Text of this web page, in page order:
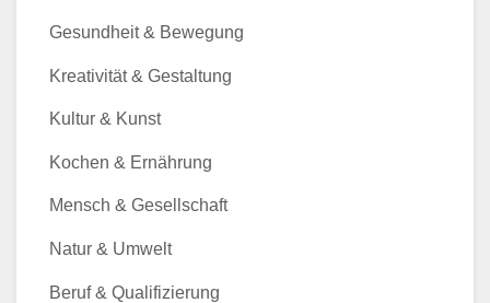
Gesundheit & Bewegung
Kreativität & Gestaltung
Kultur & Kunst
Kochen & Ernährung
Mensch & Gesellschaft
Natur & Umwelt
Beruf & Qualifizierung